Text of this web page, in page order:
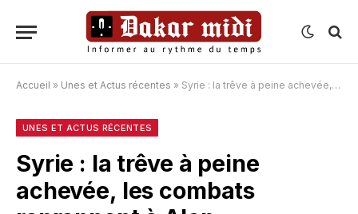
Accueil » Unes et Actus récentes » Syrie : la trêve à peine achevée, les combats reprennent à Alep
UNES ET ACTUS RÉCENTES
Syrie : la trêve à peine
achevée, les combats